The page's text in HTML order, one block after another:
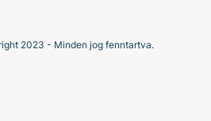
2023 - Minden jog fenntartva.